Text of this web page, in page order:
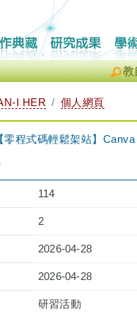
教
I HER 個人網頁
程式碼輕鬆架站】
114
2
2026-04-28
2026-04-28
研習活動